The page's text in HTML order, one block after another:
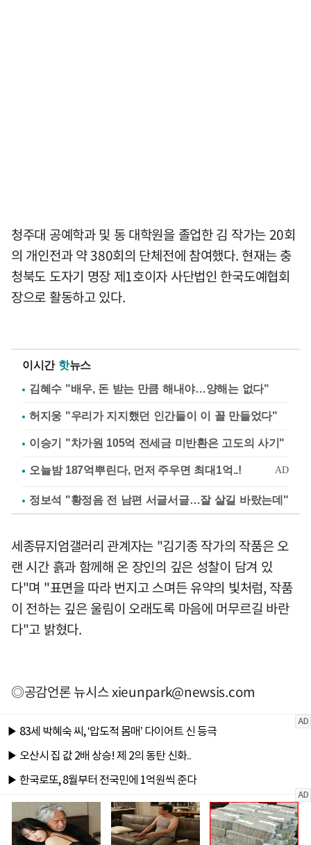
청주대 공예학과 및 동 대학원을 졸업한 김 작가는 20회
의 개인전과 약 380회의 단체전에 참여했다. 현재는 충
청북도 도자기 명장 제1호이자 사단법인 한국도예협회
장으로 활동하고 있다.
이시간 핫뉴스
김혜수 "배우, 돈 받는 만큼 해내야…양해는 없다"
허지웅 "우리가 지지했던 인간들이 이 꼴 만들었다"
이승기 "차가원 105억 전세금 미반환은 고도의 사기"
정보석 "황정음 전 남편 서글서글…잘 살길 바랐는데"
세종뮤지엄갤러리 관계자는 "김기종 작가의 작품은 오
랜 시간 흙과 함께해 온 장인의 깊은 성찰이 담겨 있
다"며 "표면을 따라 번지고 스며든 유약의 빛처럼, 작품
이 전하는 깊은 울림이 오래도록 마음에 머무르길 바란
다"고 밝혔다.
◎공감언론 뉴시스xieunpark@newsis.com